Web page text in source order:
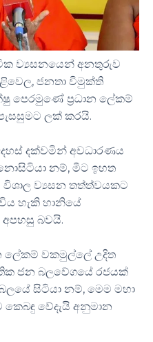
ව්‍යසනයෙන් අනතුරුව
ජනතා විමුක්ති
පෙරමුණේ ප්‍රධාන ලේකම්
ලක් කරයි.
දක්වමින් අවධාරණය
නම්, මීට ඉහත
විශාල ව්‍යසන තත්ත්වයකට
හැකි හානියේ
අපහසු බවයි.
ලේකම් වකමුල්ලේ උදිත
ජන බලවේගයේ රජයක්
සිටියා නම්, මෙම මහා
වේදැයි අනුමාන